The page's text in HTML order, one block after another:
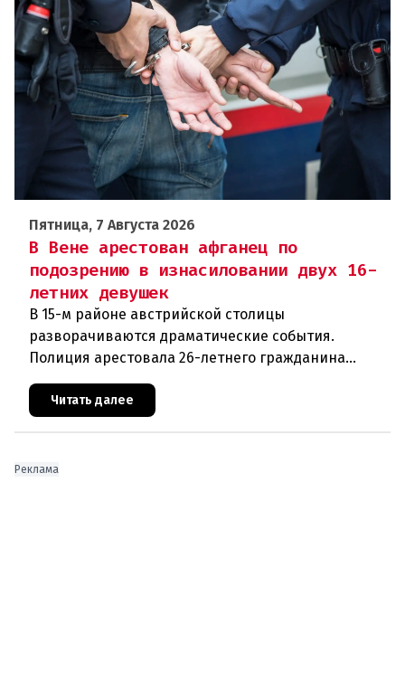
Пятница, 7 Августа 2026
В Вене арестован афганец по
подозрению в изнасиловании двух 16-
летних девушек
В 15-м районе австрийской столицы
разворачиваются драматические события.
Полиция арестовала 26-летнего гражданина
Афганистана по подозрению в изнасиловании
двух 16-летних девушек.Вызов полиции и задер
Читать далее
Реклама